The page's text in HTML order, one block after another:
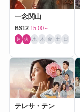
一念関山
BS12 15:00～
月 火 水 木 金 土 日
テレサ・テン